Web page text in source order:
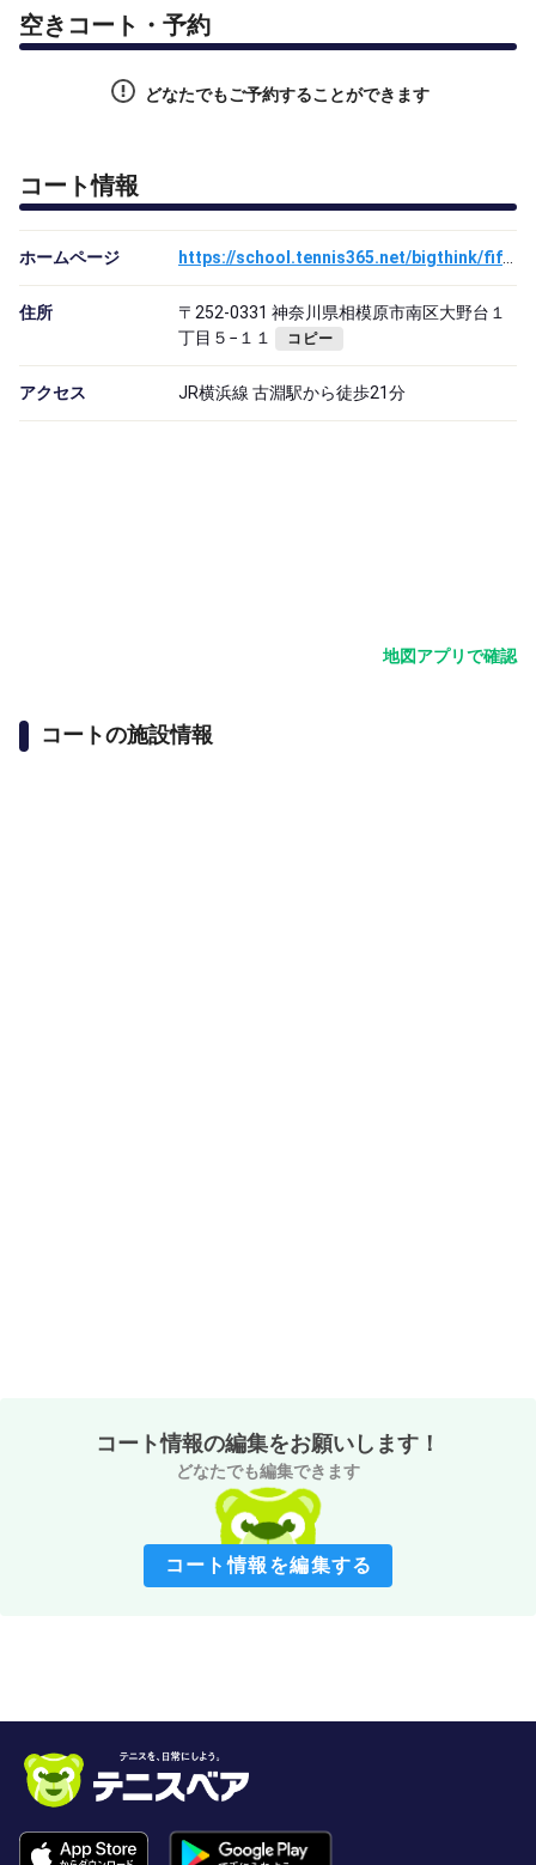
空きコート・予約
どなたでもご予約することができます
コート情報
ホームページ
住所
〒252-0331 神奈川県相模原市南区大野台１
丁目５−１１
コピー
アクセス JR横浜線 古淵駅から徒歩21分
地図アプリで確認
コートの施設情報
コート情報の編集をお願いします！
どなたでも編集できます
コート情報を編集する